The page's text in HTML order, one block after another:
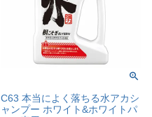
C63 本当によく落ちる水アカシ
ャンプー ホワイト&ホワイトパ